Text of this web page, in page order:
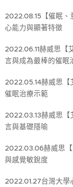
2022.08.15【催眠
心能力與顯著特徵
2022.06.11赫威思【
言與成為最棒的催眠
2022.05.14赫威思
催眠治療示範
2022.03.13赫威思
言與基礎隱喻
2022.03.06赫威思
與感覺敏銳度
2022.01.27台灣大學